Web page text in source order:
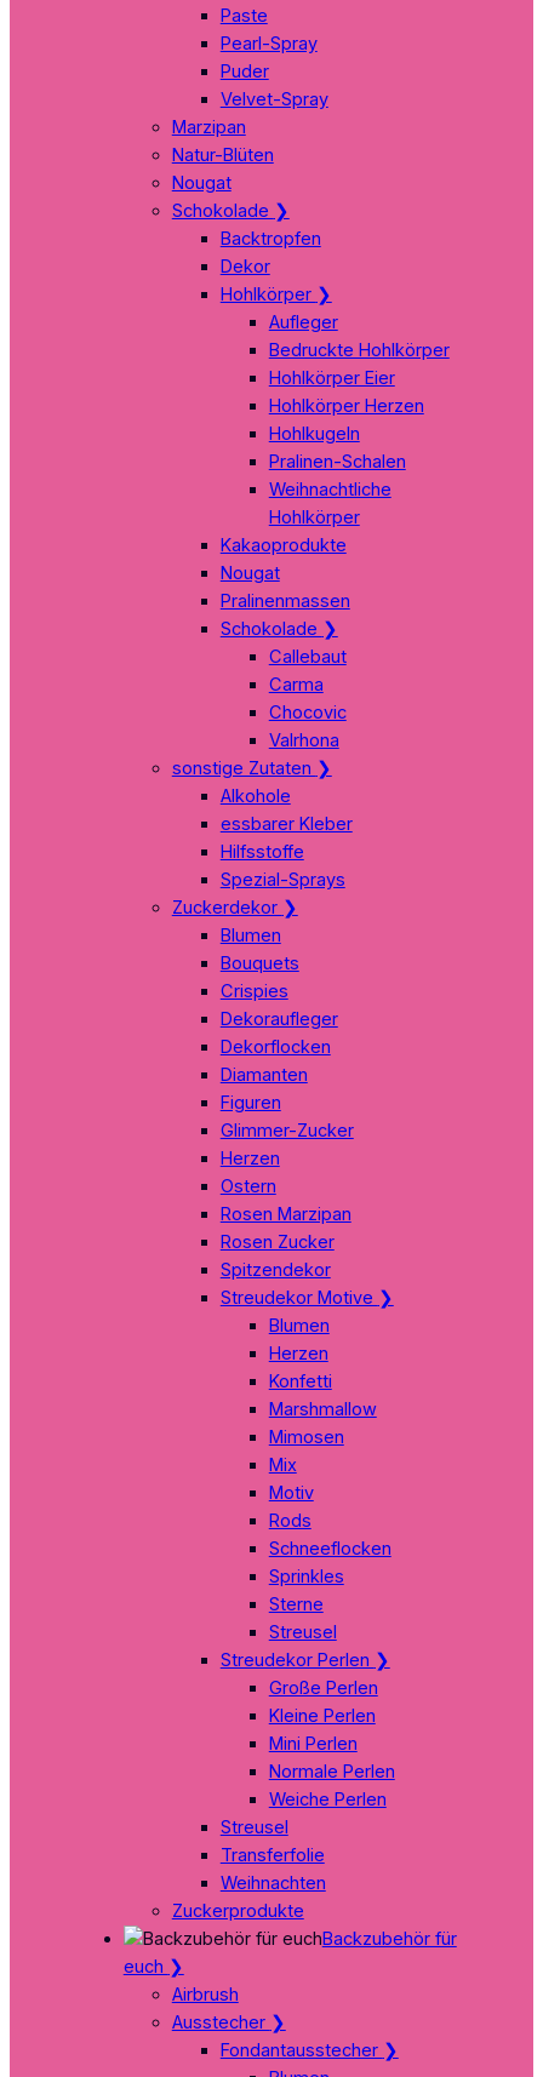
Paste
Pearl-Spray
Puder
Velvet-Spray
Marzipan
Natur-Blüten
Nougat
Schokolade ❯
Backtropfen
Dekor
Hohlkörper ❯
Aufleger
Bedruckte Hohlkörper
Hohlkörper Eier
Hohlkörper Herzen
Hohlkugeln
Pralinen-Schalen
Weihnachtliche
Hohlkörper
Kakaoprodukte
Nougat
Pralinenmassen
Schokolade ❯
Callebaut
Carma
Chocovic
Valrhona
sonstige Zutaten ❯
Alkohole
essbarer Kleber
Hilfsstoffe
Spezial-Sprays
Zuckerdekor ❯
Blumen
Bouquets
Crispies
Dekoraufleger
Dekorflocken
Diamanten
Figuren
Glimmer-Zucker
Herzen
Ostern
Rosen Marzipan
Rosen Zucker
Spitzendekor
Streudekor Motive ❯
Blumen
Herzen
Konfetti
Marshmallow
Mimosen
Mix
Motiv
Rods
Schneeflocken
Sprinkles
Sterne
Streusel
Streudekor Perlen ❯
Große Perlen
Kleine Perlen
Mini Perlen
Normale Perlen
Weiche Perlen
Streusel
Transferfolie
Weihnachten
Zuckerprodukte
Backzubehör für
euch ❯
Airbrush
Ausstecher ❯
Fondantausstecher ❯